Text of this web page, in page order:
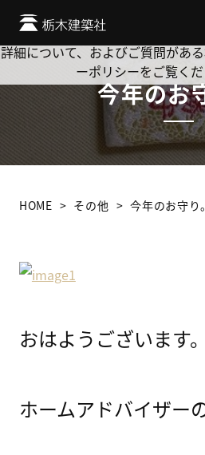
今年のお
HOME その他 今年のお守り。
おはようございます。
ホームアドバイザー
Cookie を使用して、お客様の活
か? 当社ではお客様のプライバシ
詳細について、およびご質問があ
ーポリシーをご覧くだ